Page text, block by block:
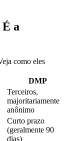
a
como eles
DMP
Terceiros,
majoritariamente
anônimo
Curto prazo
(geralmente 90
dias)